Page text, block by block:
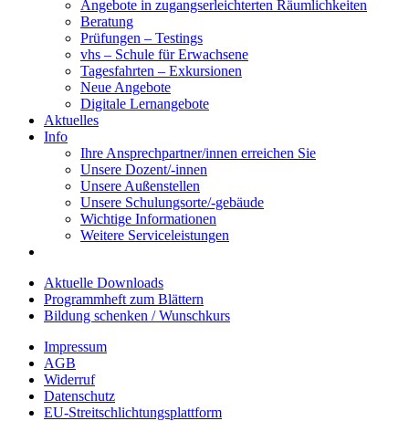
Angebote in zugangserleichterten Räumlichkeiten
Beratung
Prüfungen – Testings
vhs – Schule für Erwachsene
Tagesfahrten – Exkursionen
Neue Angebote
Digitale Lernangebote
Aktuelles
Info
Ihre Ansprechpartner/innen erreichen Sie
Unsere Dozent/-innen
Unsere Außenstellen
Unsere Schulungsorte/-gebäude
Wichtige Informationen
Weitere Serviceleistungen
Aktuelle Downloads
Programmheft zum Blättern
Bildung schenken / Wunschkurs
Impressum
AGB
Widerruf
Datenschutz
EU-Streitschlichtungsplattform